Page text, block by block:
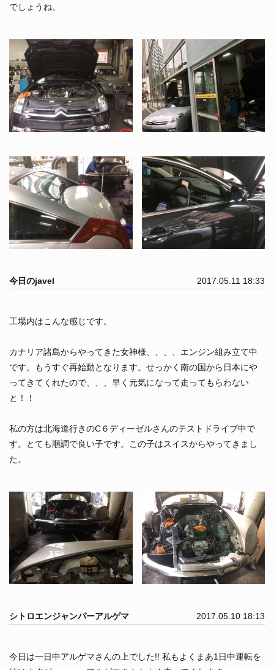
でしょうね。
今日のjavel 2017.05.11 18:33
工場内はこんな感じです。
カナリア諸島からやってきた女神様、、、、エンジン組み立て中
です。もうすぐ再始動となります。せっかく南の国から日本にや
ってきてくれたので、、、早く元気になって走ってもらわない
と！！
私の方は北海道行きのC６ディーゼルさんのテストドライブ中で
す。とても順調で良い子です。この子はスイスからやってきまし
た。
シトロエンジャンパーアルゲマ 2017.05.10 18:13
今日は一日中アルゲマさんの上でした!! 私もよくまあ1日中運転を